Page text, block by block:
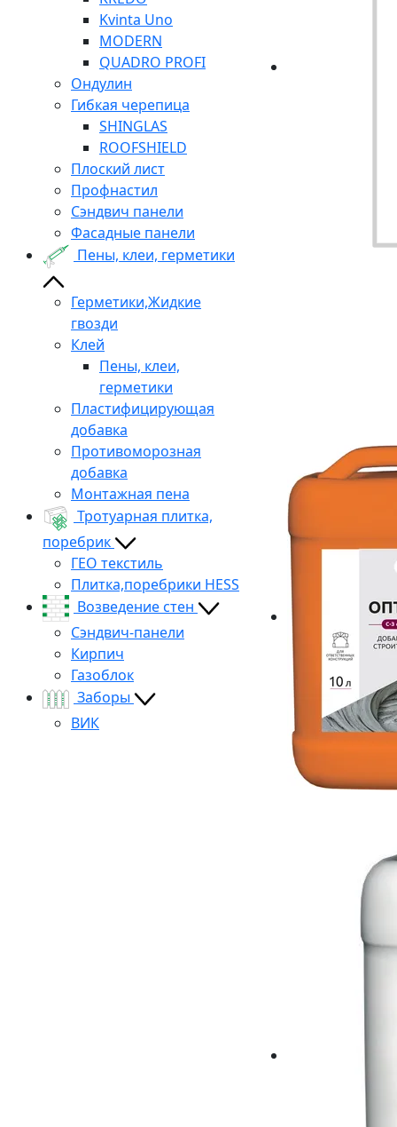
Kvinta Uno
MODERN
QUADRO PROFI
Ондулин
Гибкая черепица
SHINGLAS
ROOFSHIELD
Плоский лист
Профнастил
Сэндвич панели
Фасадные панели
Пены, клеи, герметики
Герметики,Жидкие
гвозди
Клей
Пены, клеи,
герметики
Пластифицирующая
добавка
Противоморозная
добавка
Монтажная пена
Тротуарная плитка,
поребрик
ГЕО текстиль
Плитка,поребрики HESS
Возведение стен
Сэндвич-панели
Кирпич
Газоблок
Заборы
ВИК